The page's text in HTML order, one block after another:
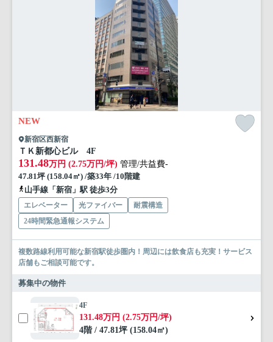
NEW
新宿区西新宿
ＴＫ新都心ビル 4F
131.48万円 (2.75万円/坪) 管理/共益費-
47.81坪 (158.04㎡) /築33年 /10階建
山手線「新宿」駅 徒歩3分
エレベーター 光ファイバー
耐震構造
24時間緊急通報システム
複数路線利用可能な新宿駅徒歩圏内！周辺には飲食店も充実！サービス
店舗もご相談可能です。
募集中の物件
4F
131.48万円 (2.75万円/坪)
4階 / 47.81坪 (158.04㎡)